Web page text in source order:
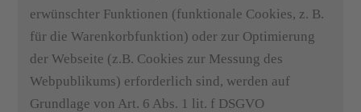
erwünschter Funktionen (funktionale Cookies, z. B.
für die Warenkorbfunktion) oder zur Optimierung
der Webseite (z.B. Cookies zur Messung des
Webpublikums) erforderlich sind, werden auf
Grundlage von Art. 6 Abs. 1 lit. f DSGVO